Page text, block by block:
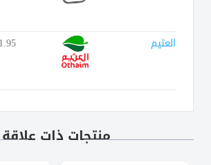
العثيم
منتجات ذات علاقة